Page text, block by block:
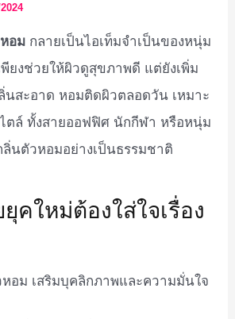
อม กลายเป็นไอเท็มจำเป็นของหนุ่ม
พียงช่วยให้ผิวดูสุขภาพดี แต่ยังเพิ่ม
นสะอาด หอมติดผิวตลอดวัน เหมาะ
ตล์ ทั้งสายออฟฟิศ นักกีฬา หรือหนุ่ม
นตัวหอมอย่างเป็นธรรมชาติ
คใหม่ต้องใส่ใจเรื่อง